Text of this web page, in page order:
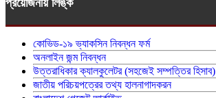
প্রয়োজনীয় লিঙ্ক
কোভিড-১৯ ভ্যাকসিন নিবন্ধন ফর্ম
অনলাইন জন্ম নিবন্ধন
উত্তরাধিকার ক্যালকুলেটর (সহজেই সম্পত্তির হিসাব)
জাতীয় পরিচয়পত্রের তথ্য হালনাগাদকরন